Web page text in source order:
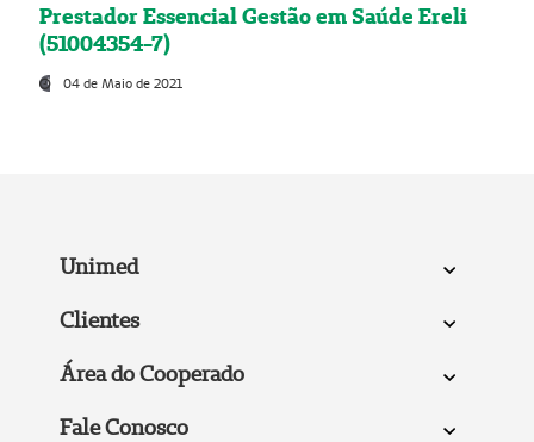
Prestador Essencial Gestão em Saúde Ereli
(51004354-7)
04 de Maio de 2021
Unimed
Clientes
Área do Cooperado
Fale Conosco